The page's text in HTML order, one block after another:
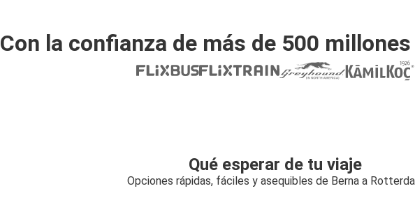
Con la confianza de más de 500
Qué esperar de tu viaje
Opciones rápidas, fáciles y asequibles de Berna a